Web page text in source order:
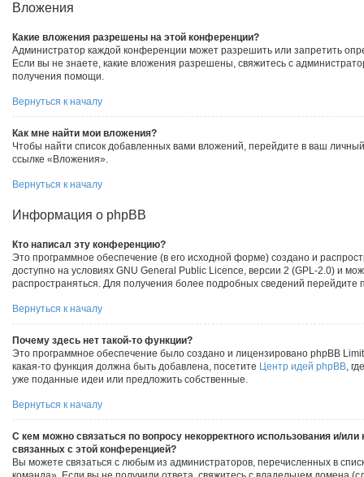
Вложения
Какие вложения разрешены на этой конференции?
Администратор каждой конференции может разрешить или запретить
Если вы не знаете, какие вложения разрешены, свяжитесь с
получения помощи.
Вернуться к началу
Как мне найти мои вложения?
Чтобы найти список добавленных вами вложений, перейдите в ваш
ссылке «Вложения».
Вернуться к началу
Информация о phpBB
Кто написал эту конференцию?
Это программное обеспечение (в его исходной форме) создано и
доступно на условиях GNU General Public Licence, версии 2 (GPL-2.0) и
распространяться. Для получения более подробных сведений перейдите
Вернуться к началу
Почему здесь нет такой-то функции?
Это программное обеспечение было создано и лицензировано phpBB
какая-то функция должна быть добавлена, посетите Центр идей phpBB,
уже поданные идеи или предложить собственные.
Вернуться к началу
С кем можно связаться по вопросу некорректного использования и/
связанных с этой конференцией?
Вы можете связаться с любым из администраторов, перечисленных в